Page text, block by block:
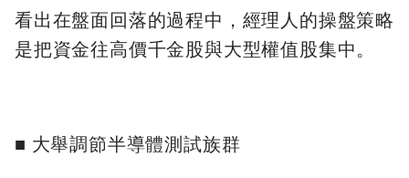
看出在盤面回落的過程中，經理人的操盤策略
是把資金往高價千金股與大型權值股集中。
■ 大舉調節半導體測試族群